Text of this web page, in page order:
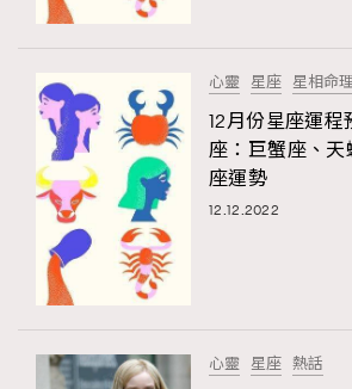
向ChanelN°5致敬
大時代小事情 42
時尚熱話
玩物壯志 1
當巨蟹座遇上處女座 Tyson Yoshi
心靈 星座 星相命
12月份星座運程
座：巨蟹座、
座運勢
12.12.2022
心靈 星座 熱話